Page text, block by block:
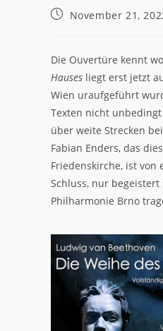
BeitragNovember 21,
Die Ouvertüre kennt
Hauses liegt erst jetzt
Wien uraufgeführt
Texten nicht
über weite Strecken
Fabian Enders, das
Friedenskirche, ist
Schluss, nur
Philharmonie Brno